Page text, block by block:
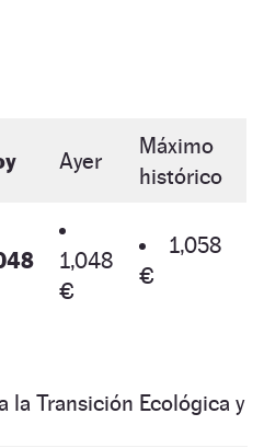
Ayer
Máximo
histórico
1,048
€
1,058
€
la Transición Ecológica y